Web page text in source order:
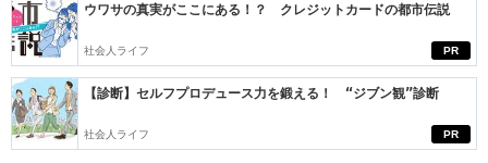
PR
ウワサの真実がここにある！？ クレジットカードの都市伝説
社会人ライフ
PR
【診断】セルフプロデュース力を鍛える！ “ジブン観”診断
社会人ライフ